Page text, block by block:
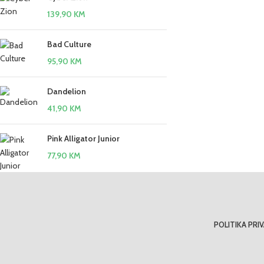
139,90 KM
Bad Culture
95,90 KM
Dandelion
41,90 KM
Pink Alligator Junior
77,90 KM
POLITIKA